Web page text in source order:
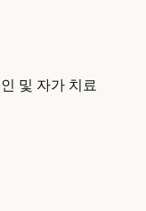
및 자가 치료